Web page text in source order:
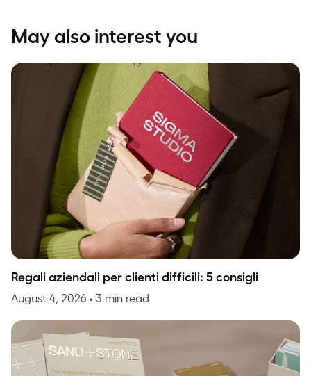
May also interest you
Regali aziendali per clienti difficili: 5 consigli
August 4, 2026 • 3 min read